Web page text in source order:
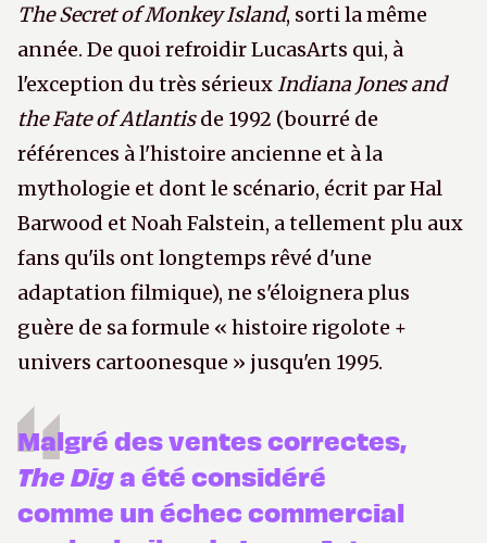
The Secret of Monkey Island, sorti la même
année. De quoi refroidir LucasArts qui, à
l'exception du très sérieuxIndiana Jones and
the Fate of Atlantisde 1992 (bourré de
références à l'histoire ancienne et à la
mythologie et dont le scénario, écrit par Hal
Barwood et Noah Falstein, a tellement plu aux
fans qu'ils ont longtemps rêvé d'une
adaptation filmique), ne s'éloignera plus
guère de sa formule « histoire rigolote +
univers cartoonesque » jusqu'en 1995.
Malgré des ventes correctes,
The Diga été considéré
comme un échec commercial